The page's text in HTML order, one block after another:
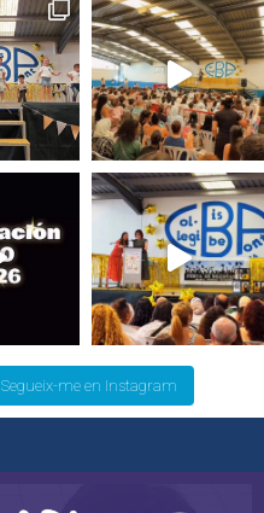
Segueix-me en Instagram